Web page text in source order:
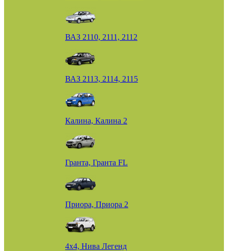
ВАЗ 2110, 2111, 2112
ВАЗ 2113, 2114, 2115
Калина, Калина 2
Гранта, Гранта FL
Приора, Приора 2
4х4, Нива Легенд